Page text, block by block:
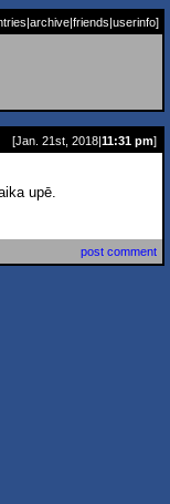
|archive|friends|userinfo]
[Jan. 21st, 2018| 11:31 pm]
upē.
post comment